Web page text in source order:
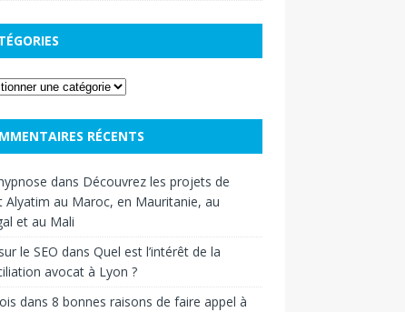
RÉCENTS
dans Découvrez les projets de
Alyatim au Maroc, en Mauritanie, au
et au Mali
le SEO dans Quel est l’intérêt de la
avocat à Lyon ?
dans 8 bonnes raisons de faire appel à